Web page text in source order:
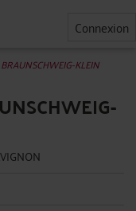
Connexion
KLEIN